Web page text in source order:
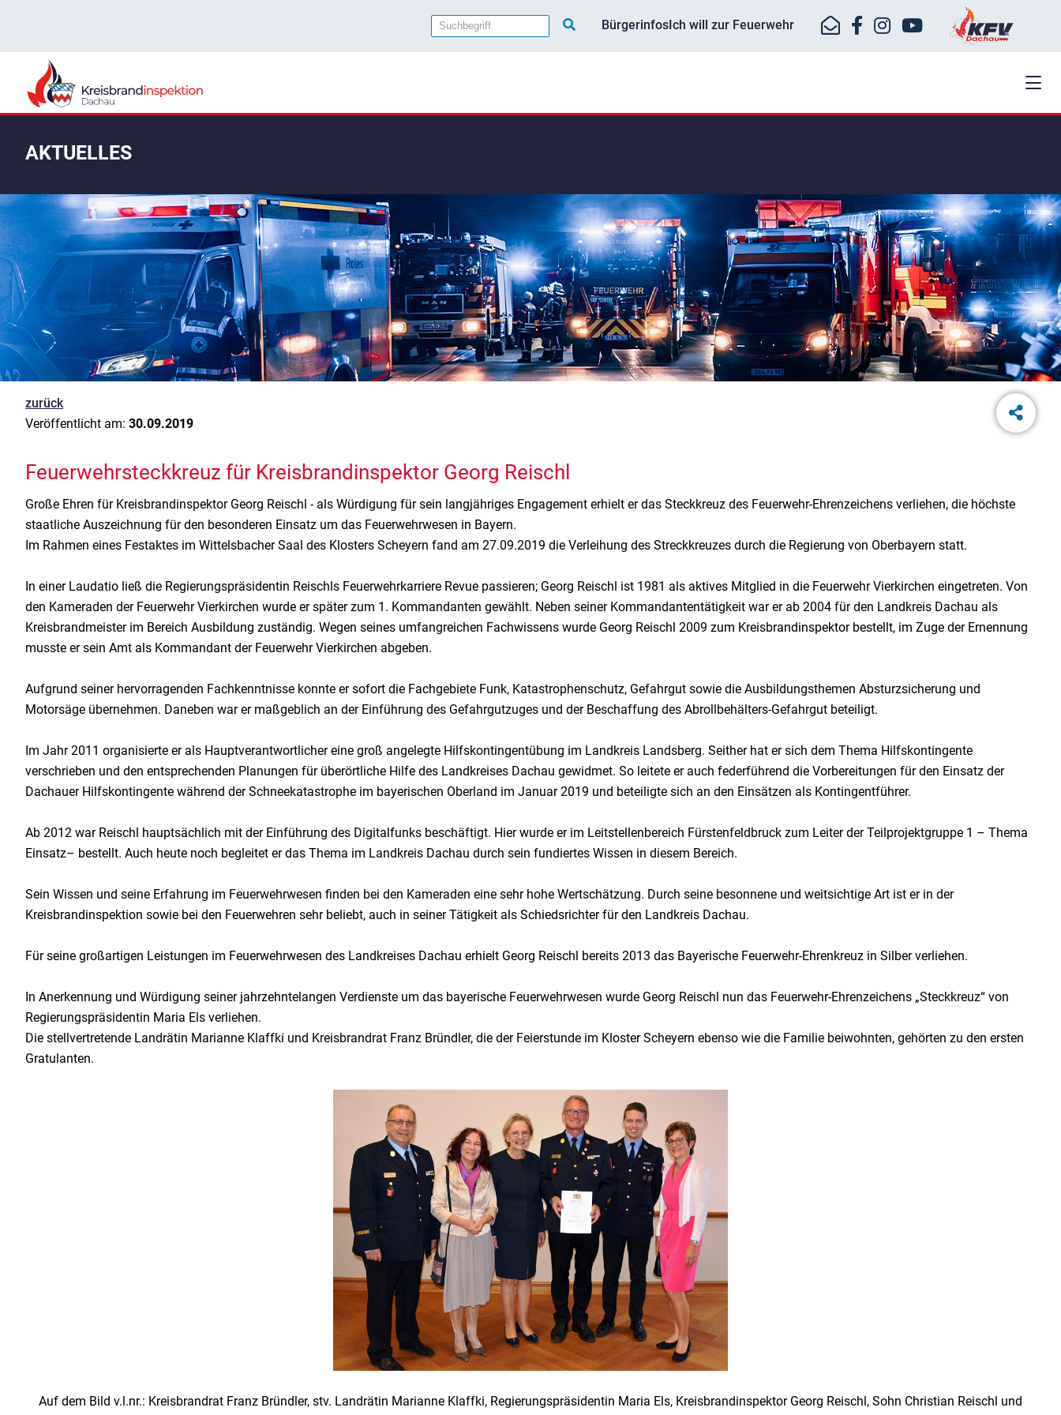
BürgerinfosIch will zur Feuerwehr
AKTUELLES
zurück
Veröffentlicht am: 30.09.2019
Feuerwehrsteckkreuz für Kreisbrandinspektor Georg Reischl
Große Ehren für Kreisbrandinspektor Georg Reischl - als Würdigung für sein langjähriges Engagement erhielt er das Steckkreuz des Feuerwehr-Ehrenzeichens verliehen, die höchste
staatliche Auszeichnung für den besonderen Einsatz um das Feuerwehrwesen in Bayern.
Im Rahmen eines Festaktes im Wittelsbacher Saal des Klosters Scheyern fand am 27.09.2019 die Verleihung des Streckkreuzes durch die Regierung von Oberbayern statt.
In einer Laudatio ließ die Regierungspräsidentin Reischls Feuerwehrkarriere Revue passieren; Georg Reischl ist 1981 als aktives Mitglied in die Feuerwehr Vierkirchen eingetreten. Von
den Kameraden der Feuerwehr Vierkirchen wurde er später zum 1. Kommandanten gewählt. Neben seiner Kommandantentätigkeit war er ab 2004 für den Landkreis Dachau als
Kreisbrandmeister im Bereich Ausbildung zuständig. Wegen seines umfangreichen Fachwissens wurde Georg Reischl 2009 zum Kreisbrandinspektor bestellt, im Zuge der Ernennung
musste er sein Amt als Kommandant der Feuerwehr Vierkirchen abgeben.
Aufgrund seiner hervorragenden Fachkenntnisse konnte er sofort die Fachgebiete Funk, Katastrophenschutz, Gefahrgut sowie die Ausbildungsthemen Absturzsicherung und
Motorsäge übernehmen. Daneben war er maßgeblich an der Einführung des Gefahrgutzuges und der Beschaffung des Abrollbehälters-Gefahrgut beteiligt.
Im Jahr 2011 organisierte er als Hauptverantwortlicher eine groß angelegte Hilfskontingentübung im Landkreis Landsberg. Seither hat er sich dem Thema Hilfskontingente
verschrieben und den entsprechenden Planungen für überörtliche Hilfe des Landkreises Dachau gewidmet. So leitete er auch federführend die Vorbereitungen für den Einsatz der
Dachauer Hilfskontingente während der Schneekatastrophe im bayerischen Oberland im Januar 2019 und beteiligte sich an den Einsätzen als Kontingentführer.
Ab 2012 war Reischl hauptsächlich mit der Einführung des Digitalfunks beschäftigt. Hier wurde er im Leitstellenbereich Fürstenfeldbruck zum Leiter der Teilprojektgruppe 1 – Thema
Einsatz– bestellt. Auch heute noch begleitet er das Thema im Landkreis Dachau durch sein fundiertes Wissen in diesem Bereich.
Sein Wissen und seine Erfahrung im Feuerwehrwesen finden bei den Kameraden eine sehr hohe Wertschätzung. Durch seine besonnene und weitsichtige Art ist er in der
Kreisbrandinspektion sowie bei den Feuerwehren sehr beliebt, auch in seiner Tätigkeit als Schiedsrichter für den Landkreis Dachau.
Für seine großartigen Leistungen im Feuerwehrwesen des Landkreises Dachau erhielt Georg Reischl bereits 2013 das Bayerische Feuerwehr-Ehrenkreuz in Silber verliehen.
In Anerkennung und Würdigung seiner jahrzehntelangen Verdienste um das bayerische Feuerwehrwesen wurde Georg Reischl nun das Feuerwehr-Ehrenzeichens „Steckkreuz“ von
Regierungspräsidentin Maria Els verliehen.
Die stellvertretende Landrätin Marianne Klaffki und Kreisbrandrat Franz Bründler, die der Feierstunde im Kloster Scheyern ebenso wie die Familie beiwohnten, gehörten zu den ersten
Gratulanten.
Auf dem Bild v.l.nr.: Kreisbrandrat Franz Bründler, stv. Landrätin Marianne Klaffki, Regierungspräsidentin Maria Els, Kreisbrandinspektor Georg Reischl, Sohn Christian Reischl und